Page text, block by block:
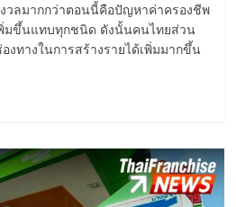
วลมากกว่าตอนนี้คือปัญหาค่าครองชีพ
มขึ้นแทบทุกชนิด ดังนั้นคนไทยส่วน
งทางในการสร้างรายได้เพิ่มมากขึ้น